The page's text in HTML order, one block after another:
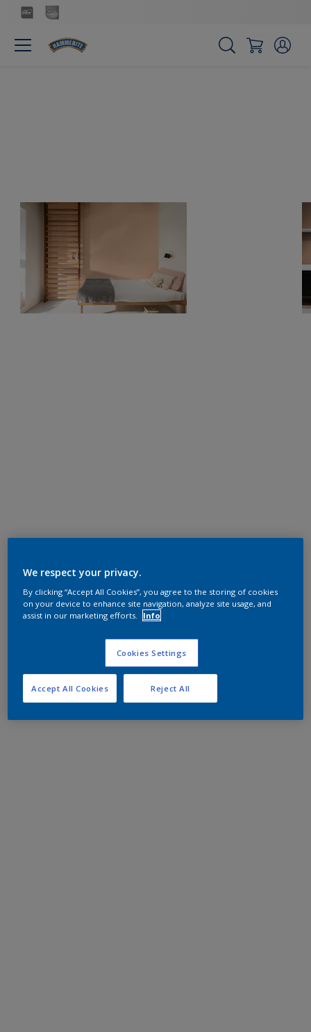
We respect your privacy.
By clicking “Accept All Cookies”, you agree to the storing of cookies
on your device to enhance site navigation, analyze site usage, and
assist in our marketing efforts.
Info
Cookies Settings
Reject All
Accept All Cookies